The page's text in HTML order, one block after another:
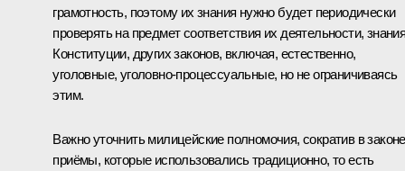
грамотность, поэтому их знания нужно будет периодически
проверять на предмет соответствия их деятельности,
Конституции, других законов, включая, естественно,
уголовные, уголовно-процессуальные, но не ограничиваясь
этим.
Важно уточнить милицейские полномочия, сократив в
приёмы, которые использовались традиционно, то есть